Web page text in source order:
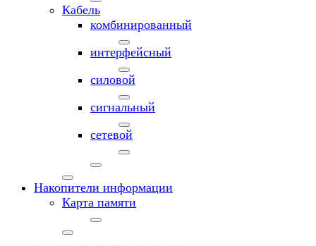
Кабель
комбинированный
интерфейсный
силовой
сигнальный
сетевой
Накопители информации
Карта памяти